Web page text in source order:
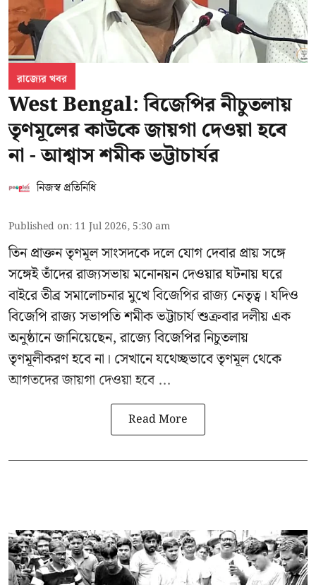
রাজ্যের খবর
West Bengal: বিজেপির নীচুতলায়
তৃণমূলের কাউকে জায়গা দেওয়া হবে
না - আশ্বাস শমীক ভট্টাচার্যর
নিজস্ব প্রতিনিধি
Published on: 11 Jul 2026, 5:30 am
তিন প্রাক্তন তৃণমূল সাংসদকে দলে যোগ দেবার প্রায় সঙ্গে
সঙ্গেই তাঁদের রাজ্যসভায় মনোনয়ন দেওয়ার ঘটনায় ঘরে
বাইরে তীব্র সমালোচনার মুখে বিজেপির রাজ্য নেতৃত্ব। যদিও
বিজেপি রাজ্য সভাপতি শমীক ভট্টাচার্যশুক্রবার দলীয় এক
অনুষ্ঠানে জানিয়েছেন, রাজ্যে বিজেপির নিচুতলায়
তৃণমূলীকরণ হবে না। সেখানে যথেচ্ছভাবে তৃণমূল থেকে
আগতদের জায়গা দেওয়া হবে ...
Read More